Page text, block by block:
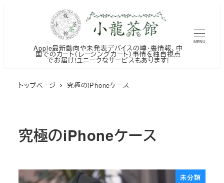
Apple最新動向や未発表デバイスの噂・裏情報、中
国でのカート（レーシングカート）事情を独自視点
でお届け!ユニークなサービスもあります!
MENU
トップページ 究極のiPhoneケース
究極のiPhoneケース
未分類